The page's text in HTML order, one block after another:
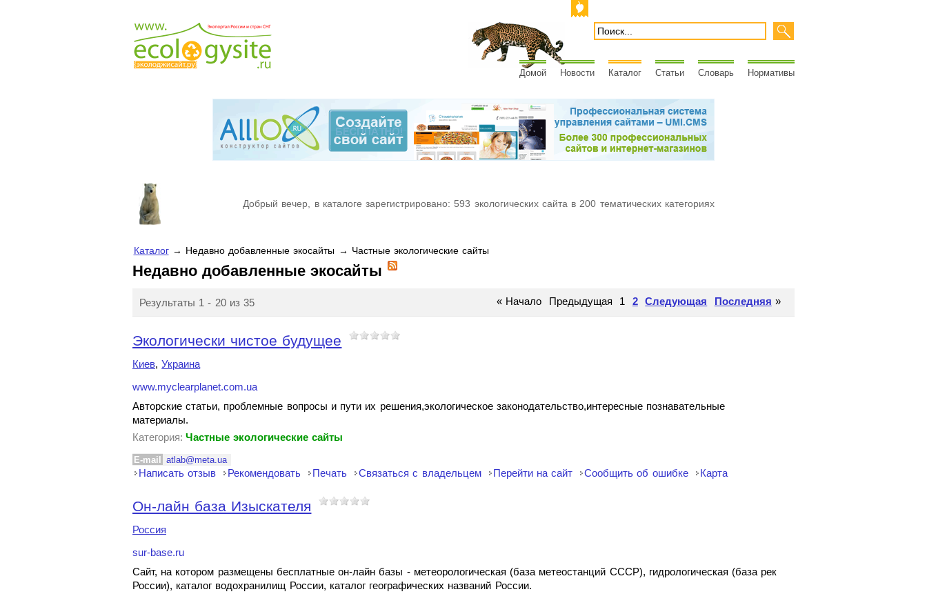
Домой Новости Каталог Статьи Словарь Нормативы
Добрый вечер, в каталоге зарегистрировано: 593 экологических сайта в 200 тематических категориях
Каталог→ Недавно добавленные экосайты → Частные экологические сайты
Недавно добавленные экосайты
Результаты 1 - 20 из 35 « Начало Предыдущая 1 2 Следующая Последняя »
Экологически чистое будущее
Киев,Украина
www.myclearplanet.com.ua
Авторские статьи, проблемные вопросы и пути их решения,экологическое законодательство,интересные познавательные
материалы.
Категория: Частные экологические сайты
E-mail atlab@meta.ua
Написать отзыв Рекомендовать Печать Связаться с владельцем Перейти на сайт Сообщить об ошибке Карта
Он-лайн база Изыскателя
Россия
sur-base.ru
Сайт, на котором размещены бесплатные он-лайн базы - метеорологическая (база метеостанций СССР), гидрологическая (база рек
России), каталог водохранилищ России, каталог географических названий России.